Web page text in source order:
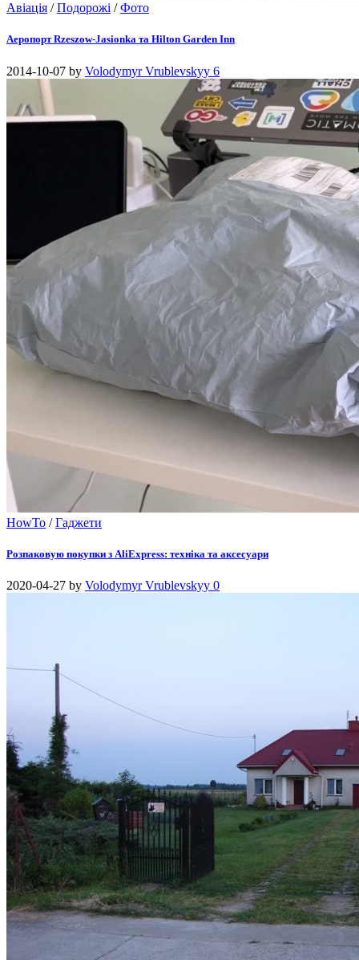
Авіація /Подорожі /Фото
Аеропорт Rzeszow-Jasionka та Hilton Garden Inn
2014-10-07 by Volodymyr Vrublevskyy 6
HowTo /Гаджети
Розпаковую покупки з AliExpress: техніка та аксесуари
2020-04-27 by Volodymyr Vrublevskyy 0